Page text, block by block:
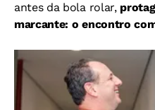
antes da bola rolar,
marcante: o encontro